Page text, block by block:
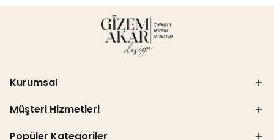
Kurumsal
Müşteri Hizmetleri
Popüler Kategoriler